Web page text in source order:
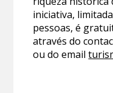
iniciativa,
pessoas, é
através do
ou do email